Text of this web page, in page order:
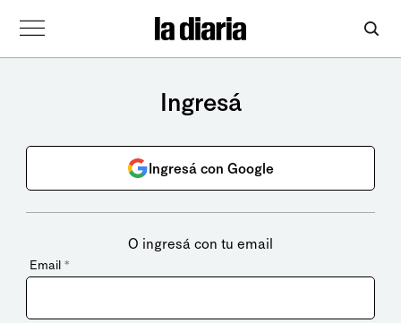
Ingresá
Ingresá con Google
O ingresá con tu email
Email *